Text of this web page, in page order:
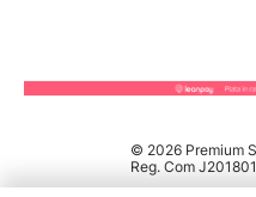
© 2026 Premium
Reg. Com